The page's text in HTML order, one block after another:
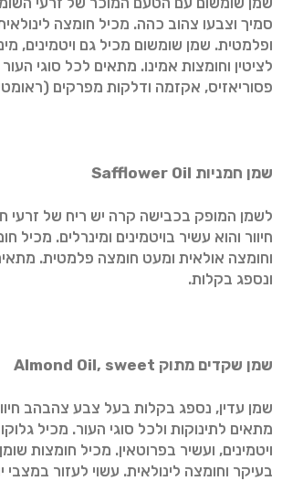
סמיך וצבעו צהוב כהה. מכיל חומצה
ופלמטית. שמן שומשום מכיל גם ויטמינים,
לציטין וחומצות אמינו. מתאים לכל סוגי
פסוריאזיס, אקזמה ודלקות מפרקים
שמן חמניות Safflower Oil
לשמן המופק בכבישה קרה יש ריח של זרעי
חיוור והוא עשיר בויטמינים ומינרלים. מכיל
וחומצה אולאית ומעט חומצה פלמטית.
ונספג בקלות.
שמן שקדים מתוק Almond Oil, sweet
שמן עדין, נספג בקלות בעל צבע צהבהב
מתאים לתינוקות ולכל סוגי העור. מכיל
ויטמינים, ועשיר בפרוטאין. מכיל חומצות
בעיקר וחומצה לינולאית. עשוי לעזור במצבי